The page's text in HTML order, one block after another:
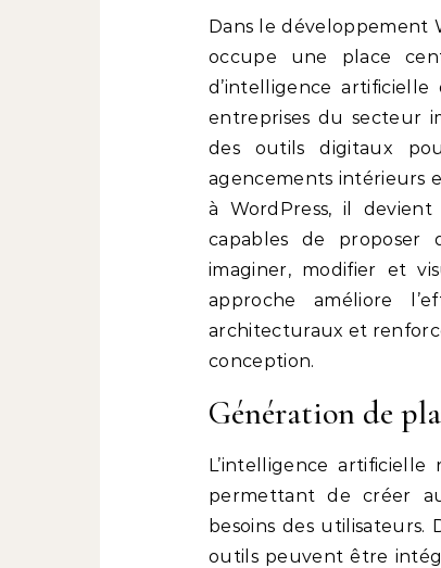
Dans le développement
occupe une place
d’intelligence artificielle
entreprises du secteur
des outils digitaux
agencements intérieurs
à WordPress, il
capables de proposer
imaginer, modifier et
approche améliore
architecturaux et
conception.
Génération de
L’intelligence
permettant de créer
besoins des utilisateurs.
outils peuvent être